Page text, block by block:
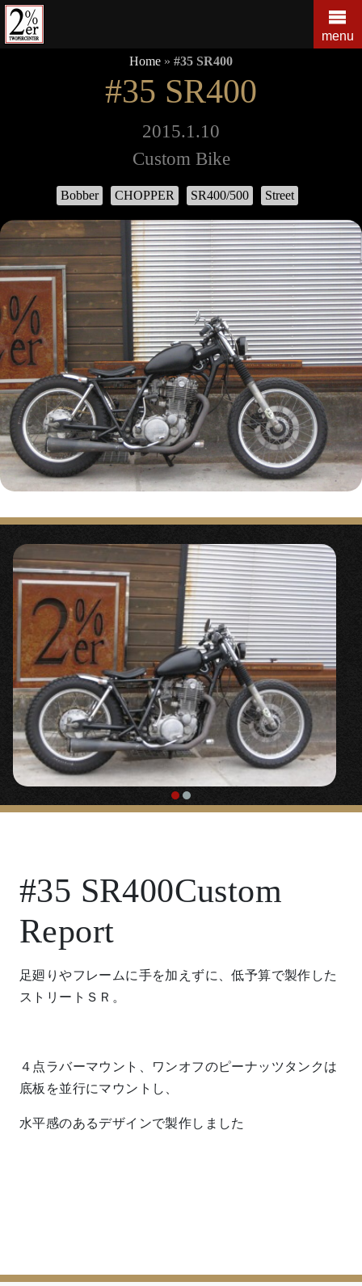
コ
ン
テ
す
る
menu
Home » #35 SR400
#35 SR400
2015.1.10
Custom Bike
Bobber CHOPPER SR400/500 Street
#35 SR400Custom
Report
足廻りやフレームに手を加えずに、低予算で製作した
ストリートＳＲ。
４点ラバーマウント、ワンオフのピーナッツタンクは
底板を並行にマウントし、
水平感のあるデザインで製作しました